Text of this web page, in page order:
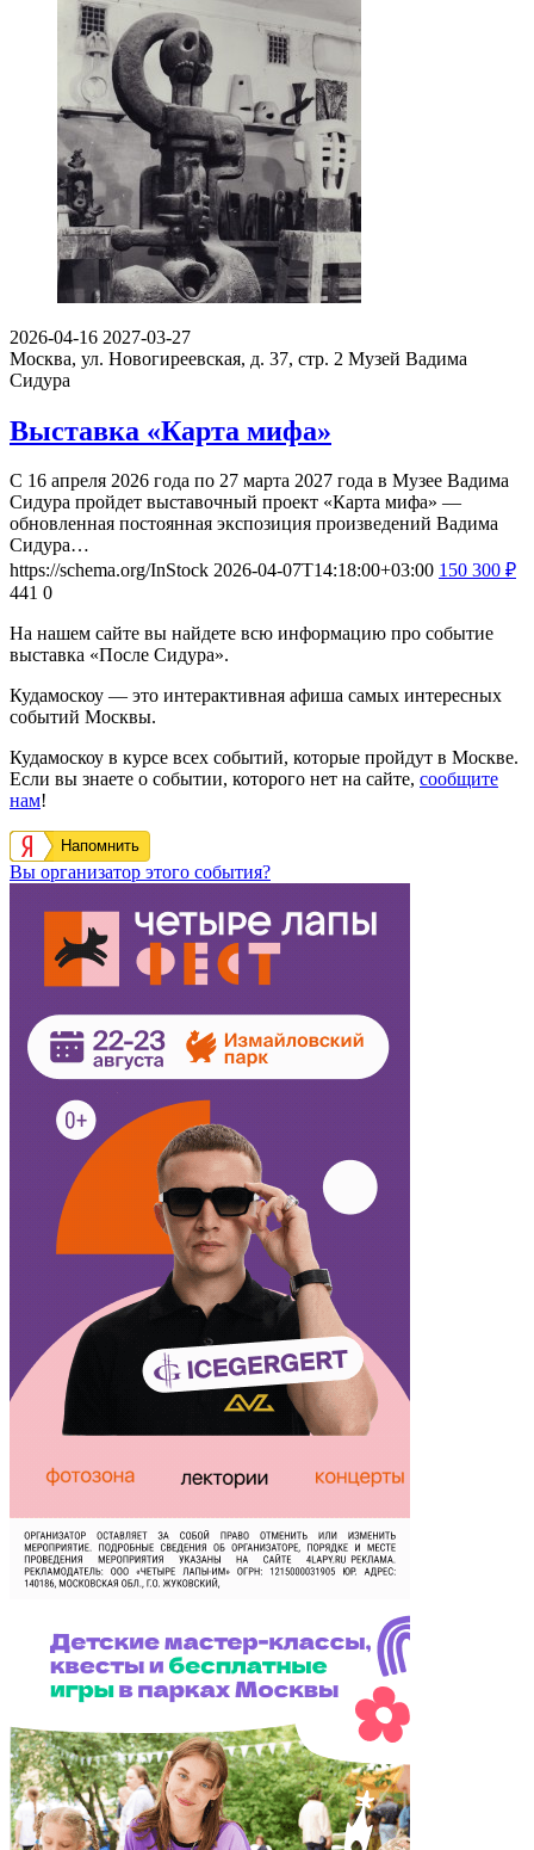
2026-04-16 2027-03-27
Москва, ул. Новогиреевская, д. 37, стр. 2 Музей Вадима
Сидура
Выставка «Карта мифа»
С 16 апреля 2026 года по 27 марта 2027 года в Музее Вадима
Сидура пройдет выставочный проект «Карта мифа» —
обновленная постоянная экспозиция произведений Вадима
Сидура…
https://schema.org/InStock 2026-04-07T14:18:00+03:00 150 300 ₽
441 0
На нашем сайте вы найдете всю информацию про событие
выставка «После Сидура».
Кудамоскоу — это интерактивная афиша самых интересных
событий Москвы.
Кудамоскоу в курсе всех событий, которые пройдут в Москве.
Если вы знаете о событии, которого нет на сайте, сообщите
нам!
Напомнить
Вы организатор этого события?